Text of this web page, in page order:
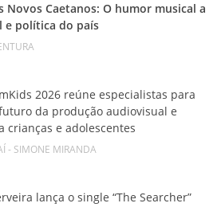
Novos Caetanos: O humor musical a
e política do país
2026 reúne especialistas para
da produção audiovisual e
crianças e adolescentes
- SIMONE MIRANDA
lança o single “The Searcher”